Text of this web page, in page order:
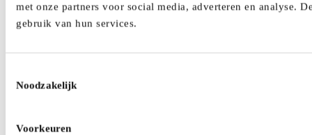
met onze partners voor social media, adverteren en analyse.
gebruik van hun services.
Noodzakelijk
Voorkeuren